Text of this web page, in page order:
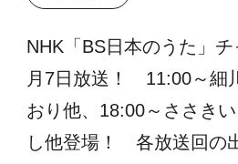
NHK「BS日本のうた」
月7日放送！ 11:00～細
おり他、18:00～ささき
し他登場！ 各放送回の